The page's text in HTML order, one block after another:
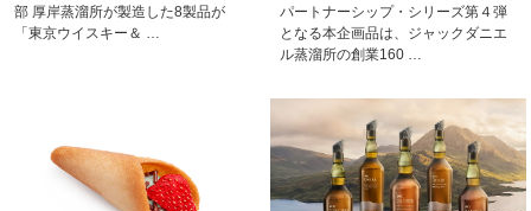
部 厚岸蒸溜所が製造した8製品が
「東京ウイスキー＆ …
パートナーシップ・シリーズ第４弾
となる本企画品は、ジャックダニエ
ル蒸溜所の創業160 …